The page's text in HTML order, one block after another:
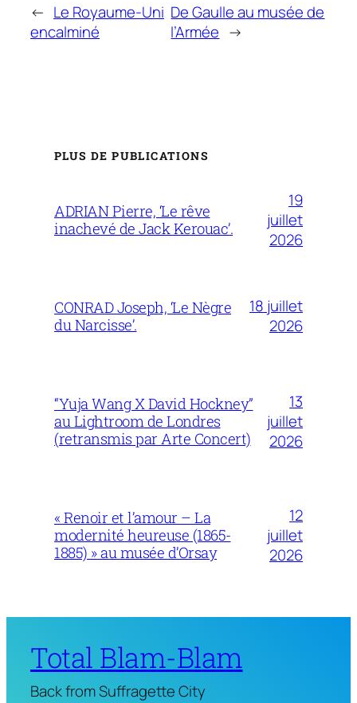
← Le Royaume-Uni
encalminé
De Gaulle au musée de
l’Armée →
PLUS DE PUBLICATIONS
ADRIAN Pierre, ‘Le rêve
inachevé de Jack Kerouac’.
19
juillet
2026
CONRAD Joseph, ‘Le Nègre
du Narcisse’.
18 juillet
2026
“Yuja Wang X David Hockney”
au Lightroom de Londres
(retransmis par Arte Concert)
13
juillet
2026
« Renoir et l’amour – La
modernité heureuse (1865-
1885) » au musée d’Orsay
12
juillet
2026
Total Blam-Blam
Back from Suffragette City